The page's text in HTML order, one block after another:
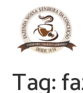
BLOG
Tag: